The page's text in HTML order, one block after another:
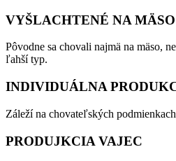
VYŠLACHTENÉ NA MÄSO
Pôvodne sa chovali najmä na mäso,
ľahší typ.
INDIVIDUÁLNA
Záleží na chovateľských
PRODUJKCIA VAJEC